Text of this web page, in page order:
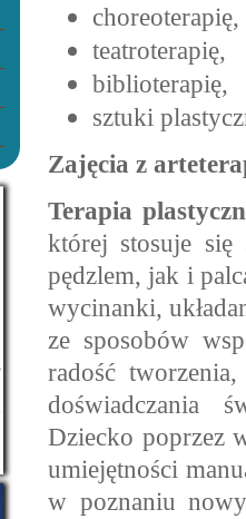
choreoterapię,
teatroterapię,
biblioterapię,
sztuki
Zajęcia z
Terapia
której stosuje się
pędzlem, jak i
wycinanki,
ze sposobów
radość
doświadczania
Dziecko poprzez
umiejętności
w poznaniu